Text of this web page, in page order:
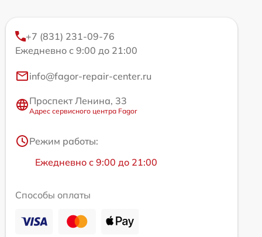
+7 (831) 231-09-76
Ежедневно с 9:00 до 21:00
info@fagor-repair-center.ru
Проспект Ленина, 33
Адрес сервисного центра Fagor
Режим работы:
Ежедневно с 9:00 до 21:00
Способы оплаты